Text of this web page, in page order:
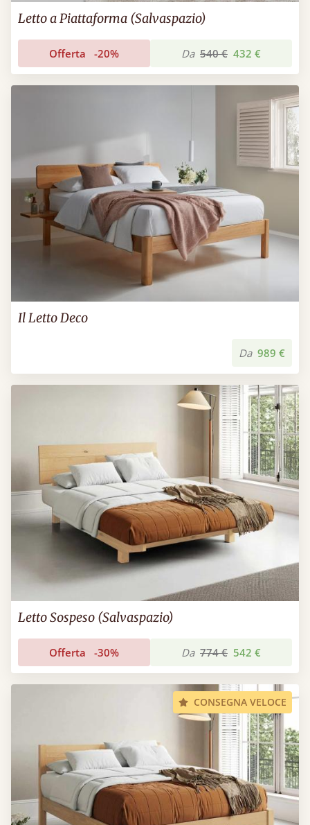
Letto a Piattaforma (Salvaspazio)
Offerta -20% Da 540 € 432 €
Il Letto Deco
Da 989 €
Letto Sospeso (Salvaspazio)
Offerta -30% Da 774 € 542 €
CONSEGNA VELOCE